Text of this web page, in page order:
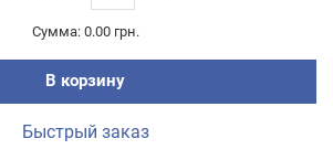
Сумма: 0.00 грн.
В корзину
Быстрый заказ